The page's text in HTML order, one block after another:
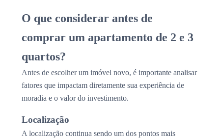
O que considerar antes de
comprar um apartamento de 2 e 3
quartos?
Antes de escolher um imóvel novo, é importante analisar
fatores que impactam diretamente sua experiência de
moradia e o valor do investimento.
Localização
A localização continua sendo um dos pontos mais